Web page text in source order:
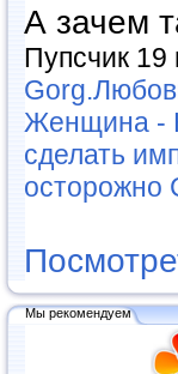
А зачем
Пупсчик 19
Женщина -
сделать
осторожно
Мы рекомендуем